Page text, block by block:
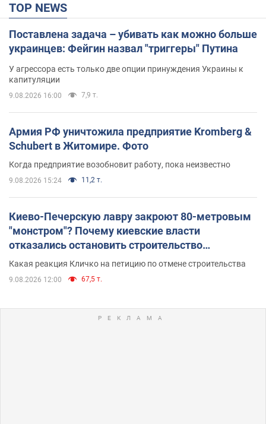
TOP NEWS
Поставлена задача – убивать как можно больше
украинцев: Фейгин назвал "триггеры" Путина
У агрессора есть только две опции принуждения Украины к
капитуляции
9.08.2026 16:00 7,9 т.
Армия РФ уничтожила предприятие Kromberg &
Schubert в Житомире. Фото
Когда предприятие возобновит работу, пока неизвестно
9.08.2026 15:24 11,2 т.
Киево-Печерскую лавру закроют 80-метровым
"монстром"? Почему киевские власти
отказались остановить строительство
небоскреба "московского верующего"
Какая реакция Кличко на петицию по отмене строительства
9.08.2026 12:00 67,5 т.